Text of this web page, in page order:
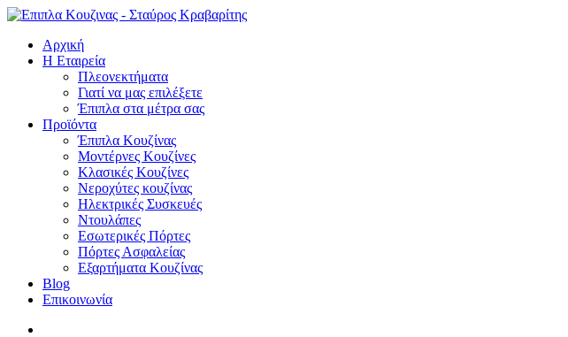
Αρχική
Η Εταιρεία
Πλεονεκτήματα
Γιατί να μας επιλέξετε
Έπιπλα στα μέτρα σας
Προϊόντα
Έπιπλα Κουζίνας
Μοντέρνες Κουζίνες
Κλασικές Κουζίνες
Νεροχύτες κουζίνας
Ηλεκτρικές Συσκευές
Ντουλάπες
Εσωτερικές Πόρτες
Πόρτες Ασφαλείας
Εξαρτήματα Κουζίνας
Blog
Επικοινωνία